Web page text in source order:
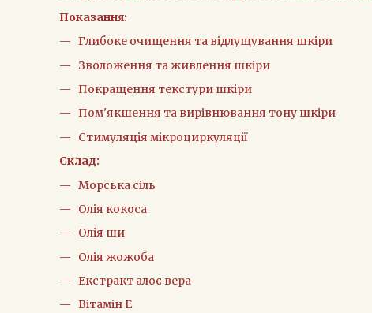
Показання:
Глибоке очищення та відлущування шкіри
Зволоження та живлення шкіри
Покращення текстури шкіри
Пом'якшення та вирівнювання тону шкіри
Стимуляція мікроциркуляції
Склад:
Морська сіль
Олія кокоса
Олія ши
Олія жожоба
Екстракт алоє вера
Вітамін Е